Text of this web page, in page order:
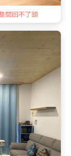
間回不了頭